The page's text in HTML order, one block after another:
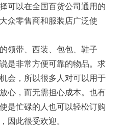
可以在全国百货公司通用的
众零售商和服装店广泛使
领带、西装、包包、鞋子
是非常方便可靠的物品。求
会，所以很多人对可以用于
心，而无需担心成本。也有
是忙碌的人也可以轻松订购
因此很受欢迎。